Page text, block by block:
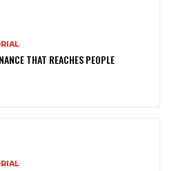
THAT REACHES PEOPLE